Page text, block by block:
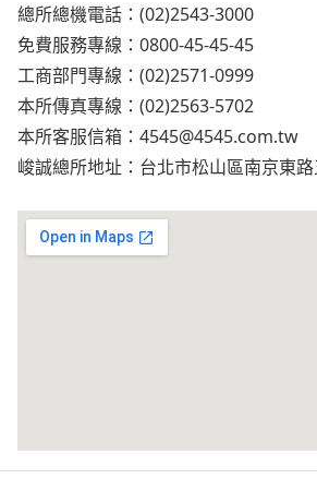
總所總機電話：(02)2543-3000
免費服務專線：0800-45-45-45
工商部門專線：(02)2571-0999
本所傳真專線：(02)2563-5702
本所客服信箱： 4545@4545.com.tw
峻誠總所地址：台北市松山區南京東